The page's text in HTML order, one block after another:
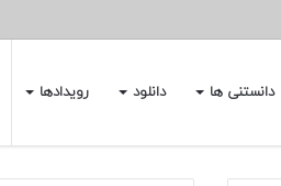
دانستنی ها دانلود رویدادها